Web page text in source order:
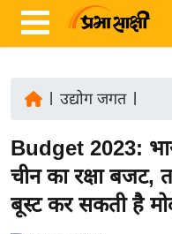
ज़ा
ख
र
उद्योग जगत|
Budget 2023:
चीन का रक्षा बजट,
बूस्ट कर सकती है